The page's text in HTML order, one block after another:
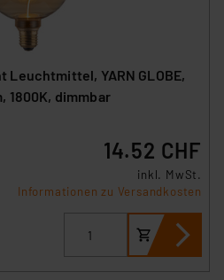
Leuchtmittel, YARN GLOBE,
1800K, dimmbar
14.52 CHF
inkl. MwSt.
Informationen zu Versandkosten